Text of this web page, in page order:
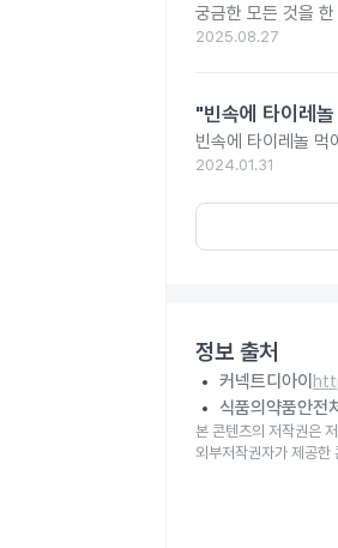
궁금한 모든 것을
2025.08.27
"빈속에 타이레
빈속에 타이레놀 먹
2024.01.31
정보 출처
커넥트디아이
식품의약품안전
본 콘텐츠의 저작권은
외부저작권자가 제공한